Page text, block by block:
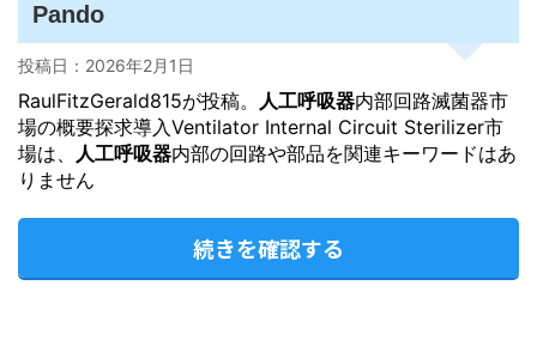
Pando
投稿日： 2026年2月1日
RaulFitzGerald815が投稿。 人工呼吸器内部回路滅菌器市
場の概要探求導入Ventilator Internal Circuit Sterilizer市
場は、 人工呼吸器内部の回路や部品を関連キーワードはあ
りません
続きを確認する